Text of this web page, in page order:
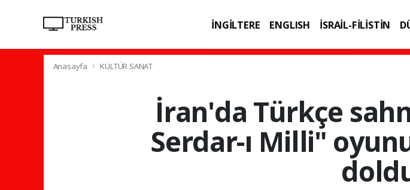
İNGİLTERE ENGLISH İSRAİL-FİLİSTİN
Anasayfa KÜLTÜR SANAT
İran'da Türkçe
Serdar-ı Milli"